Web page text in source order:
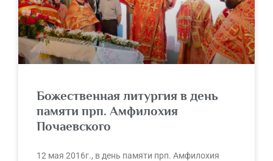
Божественная литургия в день
памяти прп. Амфилохия
Почаевского
12 мая 2016г., в день памяти прп. Амфилохия